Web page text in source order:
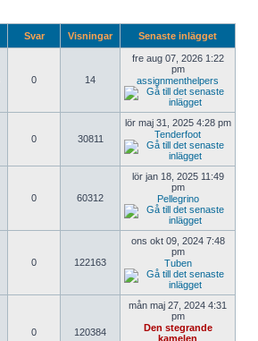
Svar Visningar Senaste inlägget
0 14
fre aug 07, 2026 1:22
pm
assignmenthelpers
0 30811
lör maj 31, 2025 4:28 pm
Tenderfoot
0 60312
lör jan 18, 2025 11:49
pm
Pellegrino
0 122163
ons okt 09, 2024 7:48
pm
Tuben
0 120384
mån maj 27, 2024 4:31
pm
Den stegrande
kamelen